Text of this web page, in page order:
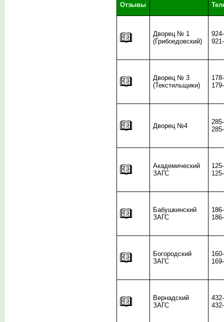
Отзывы
Дворец № 1
(Грибоедовский)
Дворец № 3
(Текстильщики)
Дворец №4
Академический
ЗАГС
Бабушкинский
ЗАГС
Богородский
ЗАГС
Вернадский
ЗАГС